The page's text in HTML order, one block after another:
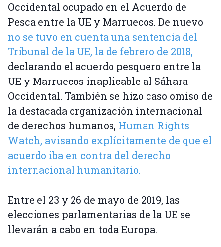
Occidental ocupado en el Acuerdo de
Pesca entre la UE y Marruecos. De nuevo
no se tuvo en cuenta una sentencia del
Tribunal de la UE, la de febrero de 2018,
declarando el acuerdo pesquero entre la
UE y Marruecos inaplicable al Sáhara
Occidental. También se hizo caso omiso de
la destacada organización internacional
de derechos humanos, Human Rights
Watch, avisando explícitamente de que el
acuerdo iba en contra del derecho
internacional humanitario.
Entre el 23 y 26 de mayo de 2019, las
elecciones parlamentarias de la UE se
llevarán a cabo en toda Europa.